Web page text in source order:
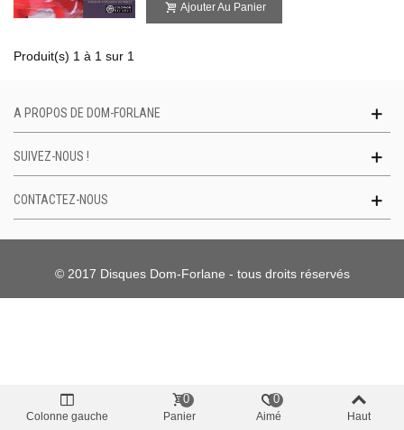
Ajouter Au Panier
Produit(s) 1 à 1 sur 1
A PROPOS DE DOM-FORLANE
SUIVEZ-NOUS !
CONTACTEZ-NOUS
© 2017 Disques Dom-Forlane - tous droits réservés
Colonne gauche Panier
0
Aimé
0
Haut